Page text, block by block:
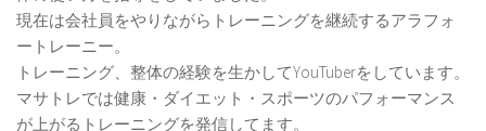
現在は会社員をやりながらトレーニングを継続するアラフォ
ートレーニー。
トレーニング、整体の経験を生かしてYouTuberをしています。
マサトレでは健康・ダイエット・スポーツのパフォーマンス
が上がるトレーニングを発信してます。